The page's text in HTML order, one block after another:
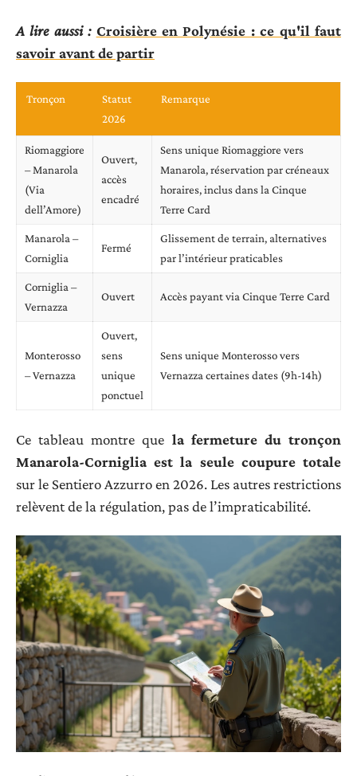
A lire aussi : Croisière en Polynésie : ce qu'il faut
savoir avant de partir
Tronçon
Statut
2026
Remarque
Riomaggiore
– Manarola
(Via
dell’Amore)
Ouvert,
accès
encadré
Sens unique Riomaggiore vers
Manarola, réservation par créneaux
horaires, inclus dans la Cinque
Terre Card
Manarola –
Corniglia
Fermé
Glissement de terrain, alternatives
par l’intérieur praticables
Corniglia –
Vernazza
Ouvert Accès payant via Cinque Terre Card
Monterosso
– Vernazza
Ouvert,
sens
unique
ponctuel
Sens unique Monterosso vers
Vernazza certaines dates (9h-14h)
Ce tableau montre que la fermeture du tronçon
Manarola-Corniglia est la seule coupure totale
sur le Sentiero Azzurro en 2026. Les autres restrictions
relèvent de la régulation, pas de l’impraticabilité.